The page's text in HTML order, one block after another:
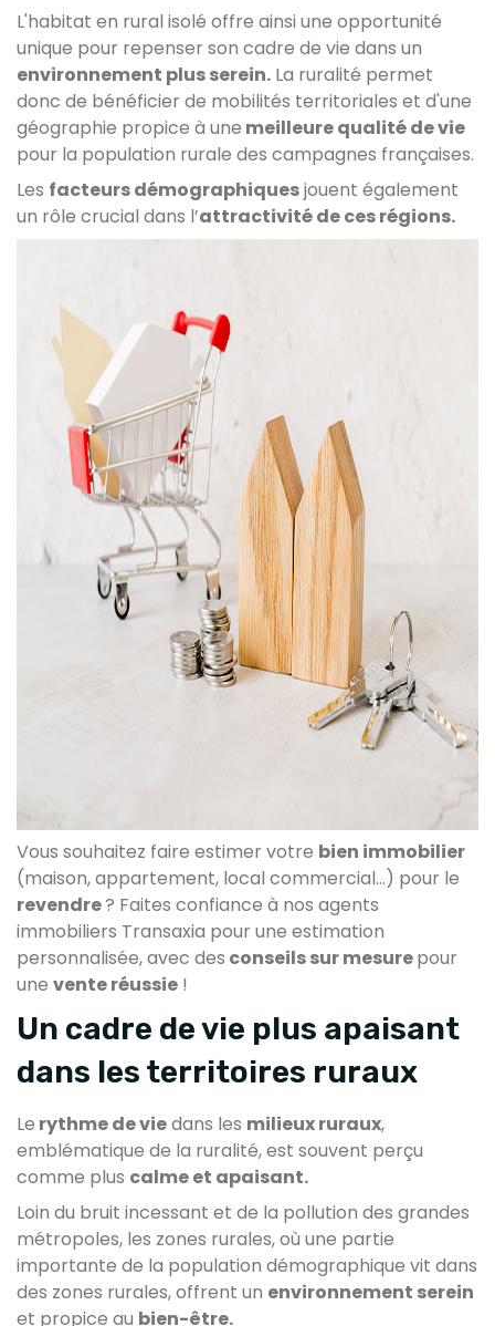
L'habitat en rural isolé offre ainsi une opportunité
unique pour repenser son cadre de vie dans un
environnement plus serein. La ruralité permet
donc de bénéficier de mobilités territoriales et d'une
géographie propice à une meilleure qualité de vie
pour la population rurale des campagnes françaises.
Les facteurs démographiquesjouent également
un rôle crucial dans l’attractivité de ces régions.
Vous souhaitez faire estimer votre bien immobilier
(maison, appartement, local commercial...) pour le
revendre? Faites confiance à nos agents
immobiliers Transaxia pour une estimation
personnalisée, avec des conseils sur mesurepour
une vente réussie !
Un cadre de vie plus apaisant
dans les territoires ruraux
Le rythme de viedans les milieux ruraux,
emblématique de la ruralité, est souvent perçu
comme plus calme et apaisant.
Loin du bruit incessant et de la pollution des grandes
métropoles, les zones rurales, où une partie
importante de la population démographique vit dans
des zones rurales, offrent un environnement serein
et propice au bien-être.